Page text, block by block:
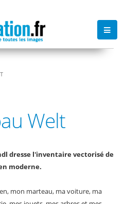
Welt
dresse l'inventaire vectorisé de
moderne.
mon marteau, ma voiture, ma